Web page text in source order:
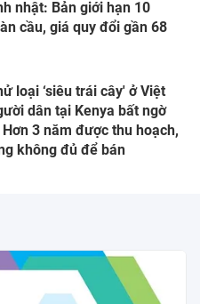
nhật: Bản giới hạn 10
cầu, giá quy đổi gần 68
loại ‘siêu trái cây' ở Việt
dân tại Kenya bất ngờ
3 năm được thu hoạch,
không đủ để bán